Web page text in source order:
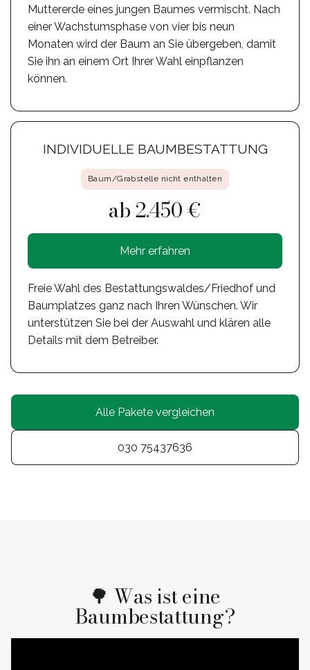
Muttererde eines jungen Baumes vermischt. Nach
einer Wachstumsphase von vier bis neun
Monaten wird der Baum an Sie übergeben, damit
Sie ihn an einem Ort Ihrer Wahl einpflanzen
können.
INDIVIDUELLE BAUMBESTATTUNG
Baum/Grabstelle nicht enthalten
ab 2.450 €
Mehr erfahren
Freie Wahl des Bestattungswaldes/Friedhof und
Baumplatzes ganz nach Ihren Wünschen. Wir
unterstützen Sie bei der Auswahl und klären alle
Details mit dem Betreiber.
Alle Pakete vergleichen
030 75437636
🌳 Was ist eine
Baumbestattung?